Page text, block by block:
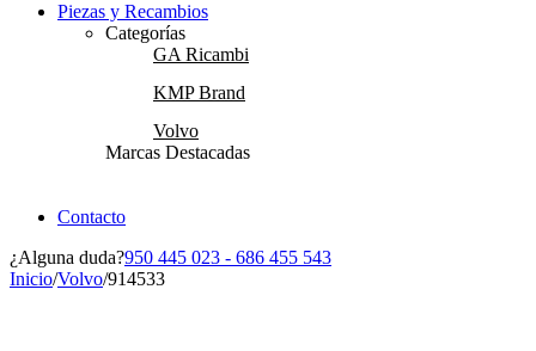
Piezas y Recambios
Categorías
GA Ricambi
KMP Brand
Volvo
Marcas Destacadas
Contacto
¿Alguna duda?950 445 023 - 686 455 543
Inicio/Volvo/914533